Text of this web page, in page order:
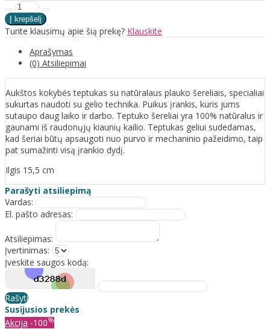
Turite klausimų apie šią prekę? Klauskite
Aprašymas
(0) Atsiliepimai
Aukštos kokybės teptukas su natūralaus plauko šereliais, specialiai
sukurtas naudoti su gelio technika. Puikus įrankis, kuris jums
sutaupo daug laiko ir darbo. Teptuko šereliai yra 100% natūralus ir
gaunami iš raudonųjų kiaunių kailio. Teptukas geliui sudedamas,
kad šeriai būtų apsaugoti nuo purvo ir mechaninio pažeidimo, taip
pat sumažinti visą įrankio dydį.
Ilgis 15,5 cm
Parašyti atsiliepimą
Vardas:
El. pašto adresas:
Atsiliepimas:
Įvertinimas:
Įveskite saugos kodą:
Rašyti
Susijusios prekės
Akcija -100%